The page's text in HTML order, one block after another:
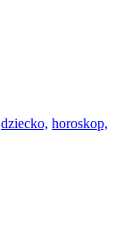
dziecko, horoskop,